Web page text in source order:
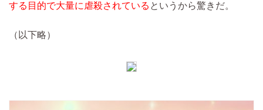
する目的で大量に虐殺されている というから驚きだ。
（以下略）